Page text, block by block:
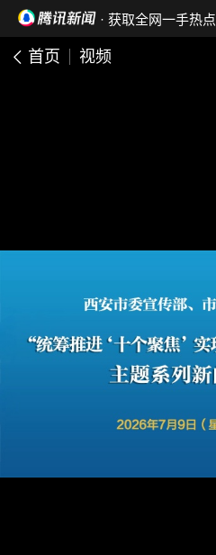
· 获取全网一手热点
首页 视频